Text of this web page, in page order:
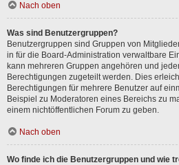
Nach oben
Was sind Benutzergruppen?
Benutzergruppen sind Gruppen von
in für die Board-Administration verwaltbare
kann mehreren Gruppen angehören und
Berechtigungen zugeteilt werden. Dies
Berechtigungen für mehrere Benutzer auf
Beispiel zu Moderatoren eines Bereichs zu
einem nichtöffentlichen Forum zu geben.
Nach oben
Wo finde ich die Benutzergruppen und wie